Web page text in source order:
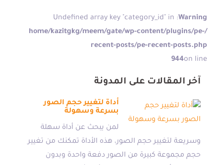
Warning
: Undefined array key "category_id" in
/home/kazitgkg/meem/gate/wp-content/plugins/pe-
recent-posts/pe-recent-posts.php
on line
944
آخر المقالات على المدونة
أداة لتغيير حجم الصور
بسرعة وسهولة
لمن يبحث عن أداة سهلة
وسريعة لتغيير حجم الصور، هذه الأداة تمكنك من تغيير
حجم مجموعة كبيرة من الصور دفعة واحدة وبدون